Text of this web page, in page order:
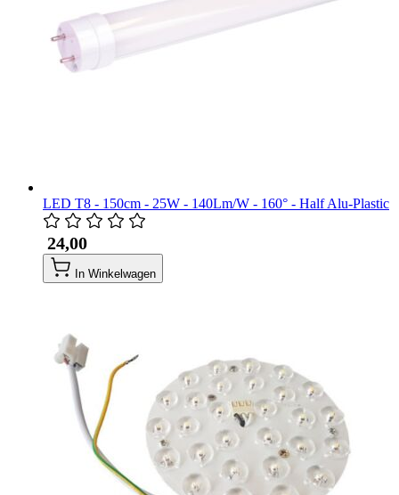
LED T8 - 150cm - 25W - 140Lm/W - 160° - Half Alu-Plastic
​ 24,00
In Winkelwagen